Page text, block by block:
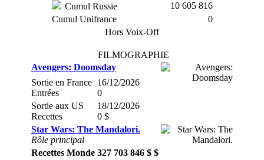
Cumul Russie
10 605 816
Cumul Unifrance
0
Hors Voix-Off
FILMOGRAPHIE
Avengers: Doomsday
Sortie en France
Entrées
16/12/2026
0
Sortie aux US
Recettes
18/12/2026
0 $
Star Wars: The Mandalori.
Rôle principal
Recettes Monde 327 703 846 $ $